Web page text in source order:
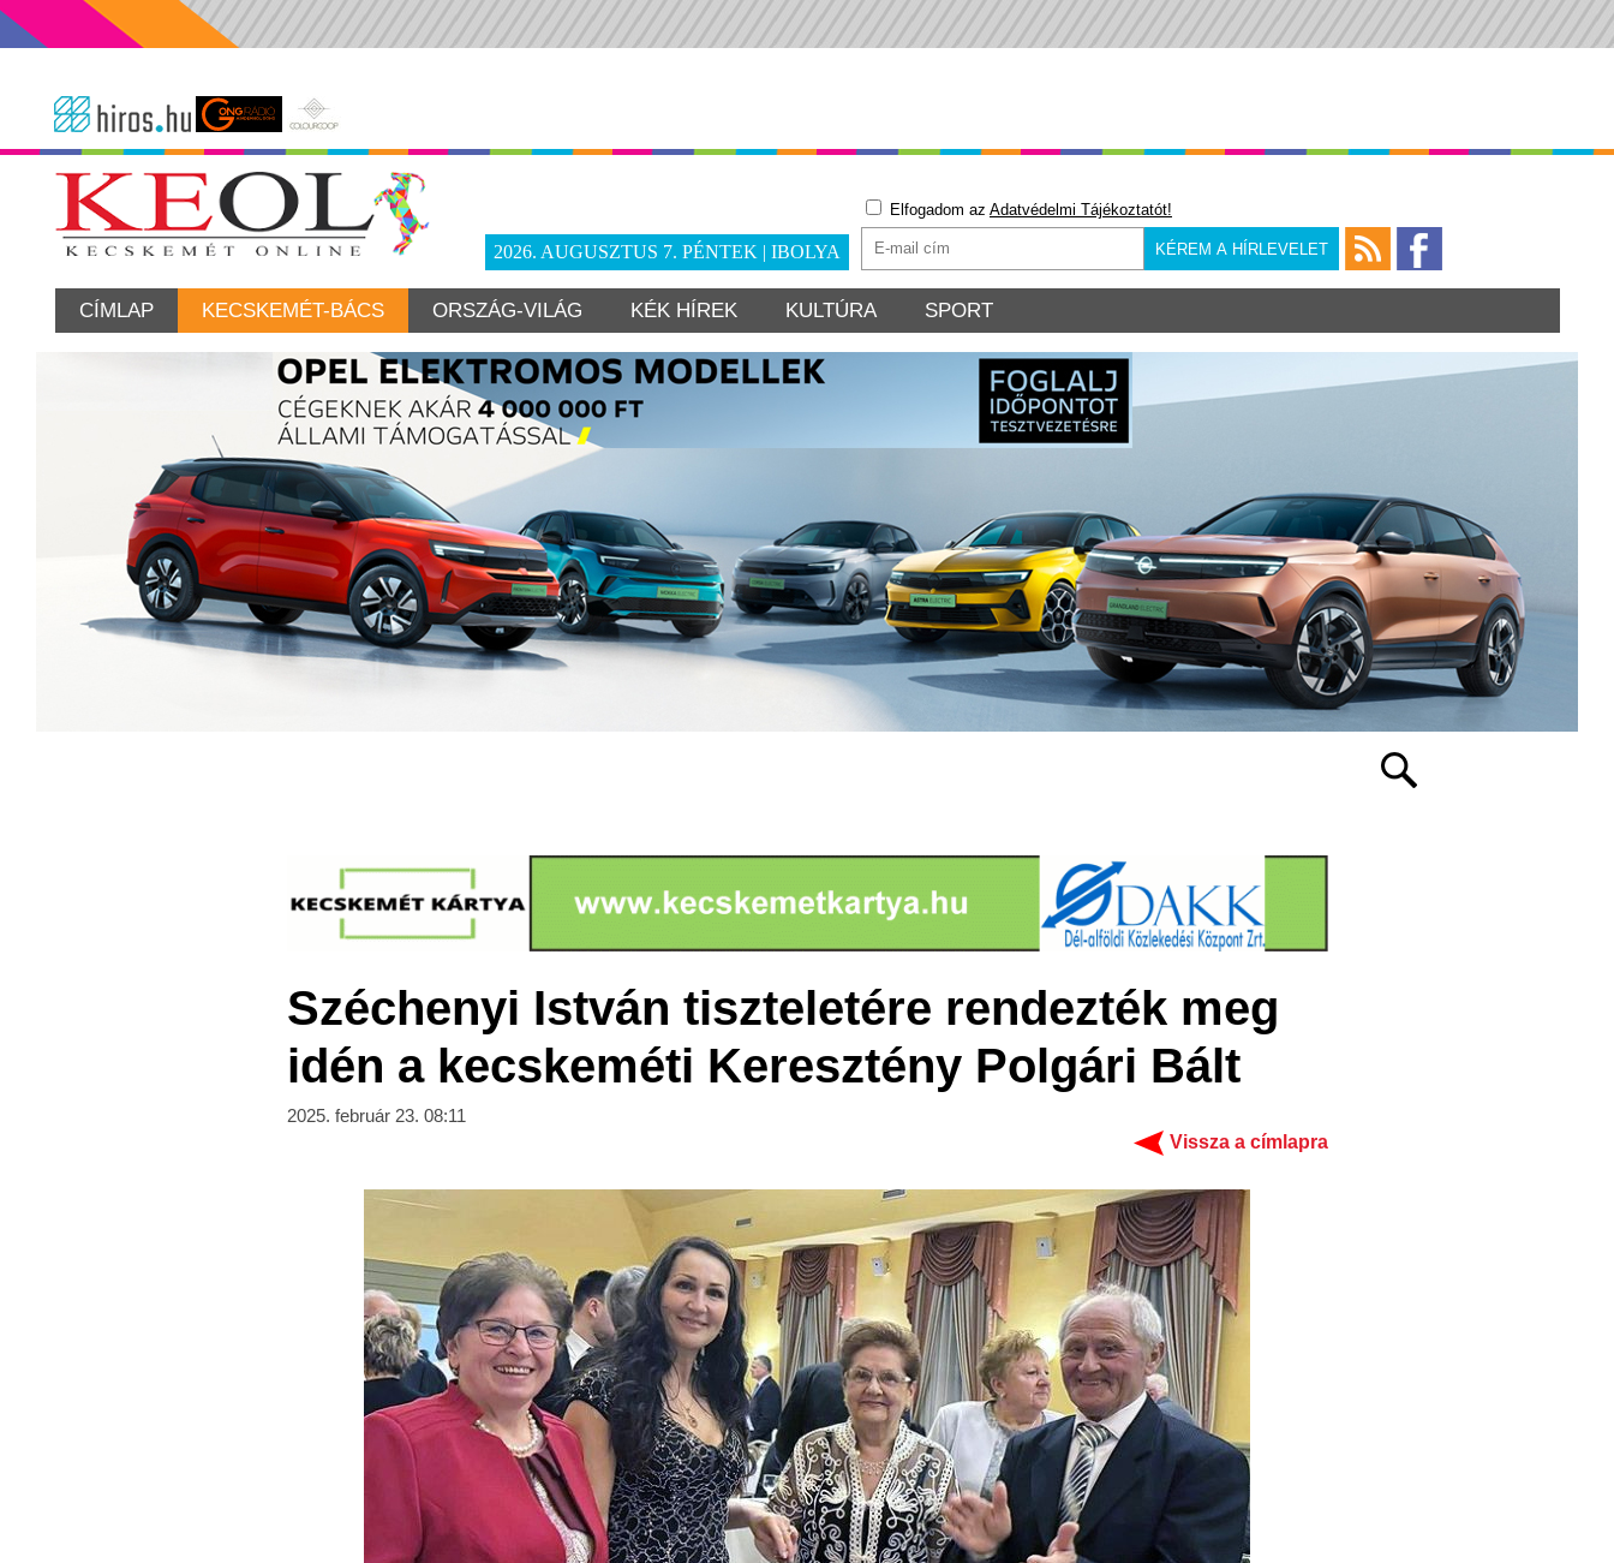
2026. AUGUSZTUS 7. PÉNTEK | IBOLYA
Elfogadom az Adatvédelmi Tájékoztatót!
CÍMLAP KECSKEMÉT-BÁCS ORSZÁG-VILÁG KÉK HÍREK KULTÚRA SPORT
Széchenyi István tiszteletére rendezték meg
idén a kecskeméti Keresztény Polgári Bált
2025. február 23. 08:11
Vissza a címlapra